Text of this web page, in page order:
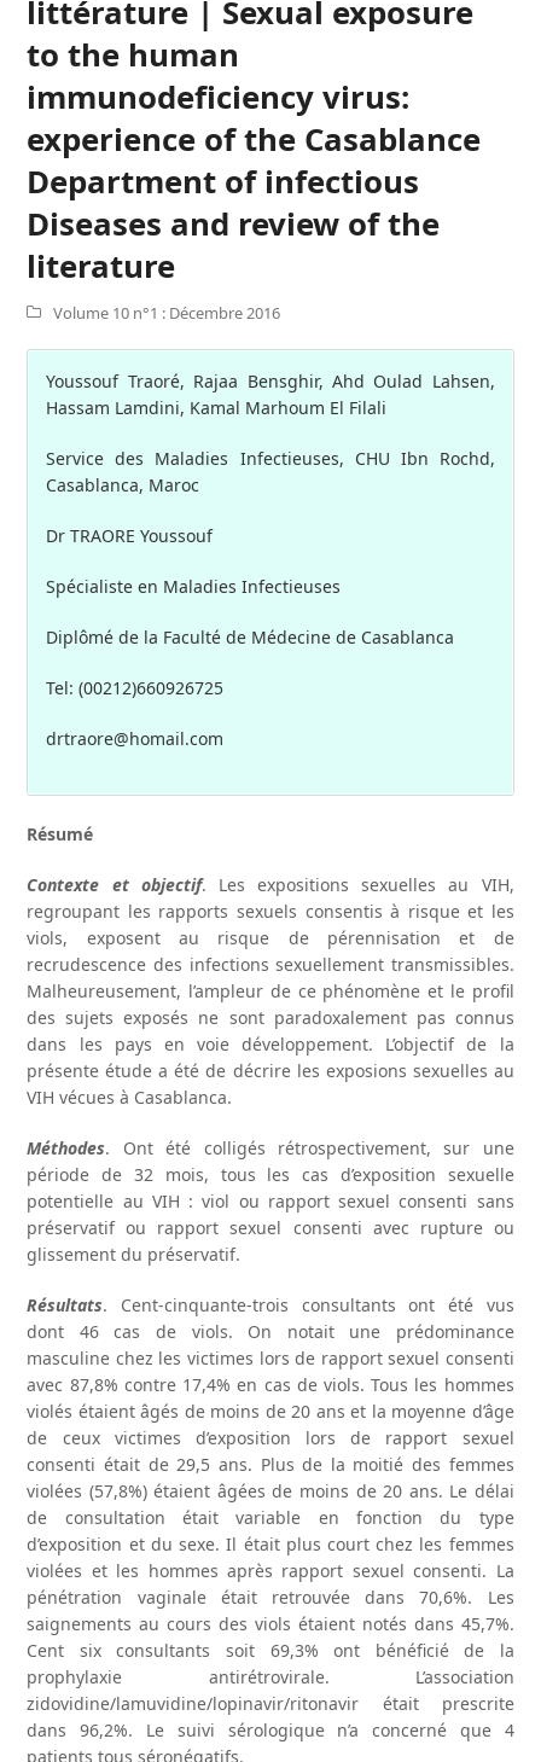
littérature | Sexual exposure
to the human
immunodeficiency virus:
experience of the Casablance
Department of infectious
Diseases and review of the
literature
Volume 10 n°1 : Décembre 2016
Youssouf Traoré, Rajaa Bensghir, Ahd Oulad Lahsen,
Hassam Lamdini, Kamal Marhoum El Filali
Service des Maladies Infectieuses, CHU Ibn Rochd,
Casablanca, Maroc
Dr TRAORE Youssouf
Spécialiste en Maladies Infectieuses
Diplômé de la Faculté de Médecine de Casablanca
Tel: (00212)660926725
drtraore@homail.com
Résumé
Contexte et objectif. Les expositions sexuelles au VIH,
regroupant les rapports sexuels consentis à risque et les
viols, exposent au risque de pérennisation et de
recrudescence des infections sexuellement transmissibles.
Malheureusement, l’ampleur de ce phénomène et le profil
des sujets exposés ne sont paradoxalement pas connus
dans les pays en voie développement. L’objectif de la
présente étude a été de décrire les exposions sexuelles au
VIH vécues à Casablanca.
Méthodes. Ont été colligés rétrospectivement, sur une
période de 32 mois, tous les cas d’exposition sexuelle
potentielle au VIH : viol ou rapport sexuel consenti sans
préservatif ou rapport sexuel consenti avec rupture ou
glissement du préservatif.
Résultats. Cent-cinquante-trois consultants ont été vus
dont 46 cas de viols. On notait une prédominance
masculine chez les victimes lors de rapport sexuel consenti
avec 87,8% contre 17,4% en cas de viols. Tous les hommes
violés étaient âgés de moins de 20 ans et la moyenne d’âge
de ceux victimes d’exposition lors de rapport sexuel
consenti était de 29,5 ans. Plus de la moitié des femmes
violées (57,8%) étaient âgées de moins de 20 ans. Le délai
de consultation était variable en fonction du type
d’exposition et du sexe. Il était plus court chez les femmes
violées et les hommes après rapport sexuel consenti. La
pénétration vaginale était retrouvée dans 70,6%. Les
saignements au cours des viols étaient notés dans 45,7%.
Cent six consultants soit 69,3% ont bénéficié de la
prophylaxie antirétrovirale. L’association
zidovidine/lamuvidine/lopinavir/ritonavir était prescrite
dans 96,2%. Le suivi sérologique n’a concerné que 4
patients tous séronégatifs.